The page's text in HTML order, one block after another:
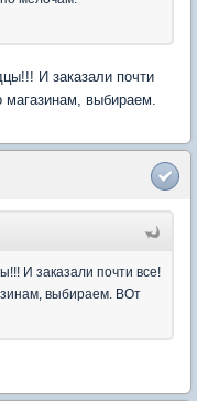
И заказали почти
выбираем.
И заказали почти все!
выбираем. ВОт